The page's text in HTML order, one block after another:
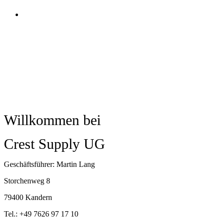
Willkommen bei
Crest Supply UG
Geschäftsführer: Martin Lang
Storchenweg 8
79400 Kandern
Tel.: +49 7626 97 17 10